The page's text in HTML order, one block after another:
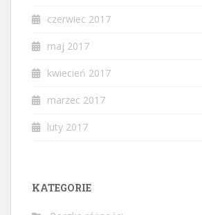
czerwiec 2017
maj 2017
kwiecień 2017
marzec 2017
luty 2017
KATEGORIE